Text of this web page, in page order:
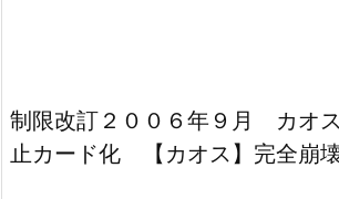
制限改訂２００６年９月 カオ
止カード化 【カオス】完全崩